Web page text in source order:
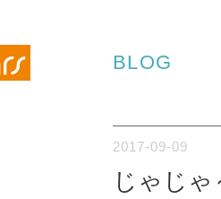
BLOG
2017-09-09
じゃじ